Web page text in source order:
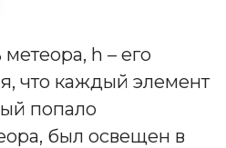
h – его
что каждый элемент
попало
был освещен в